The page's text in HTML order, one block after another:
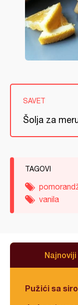
SAVET
Šolja za
TAGOVI
vanila
Najnoviji
Pužići sa